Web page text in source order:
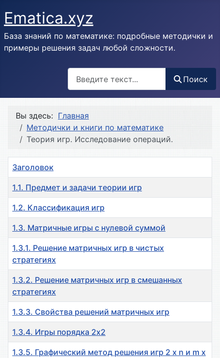
Ematica.xyz
База знаний по математике: подробные методички и
примеры решения задач любой сложности.
Поиск
Вы здесь: Главная
Методички и книги по математике
Теория игр. Исследование операций.
Заголовок
1.1. Предмет и задачи теории игр
1.2. Классификация игр
1.3. Матричные игры с нулевой суммой
1.3.1. Решение матричных игр в чистых
стратегиях
1.3.2. Решение матричных игр в смешанных
стратегиях
1.3.3. Свойства решений матричных игр
1.3.4. Игры порядка 2х2
1.3.5. Графический метод решения игр 2 х n и m х